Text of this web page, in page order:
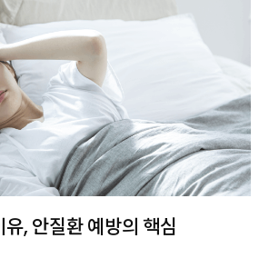
, 안질환 예방의 핵심